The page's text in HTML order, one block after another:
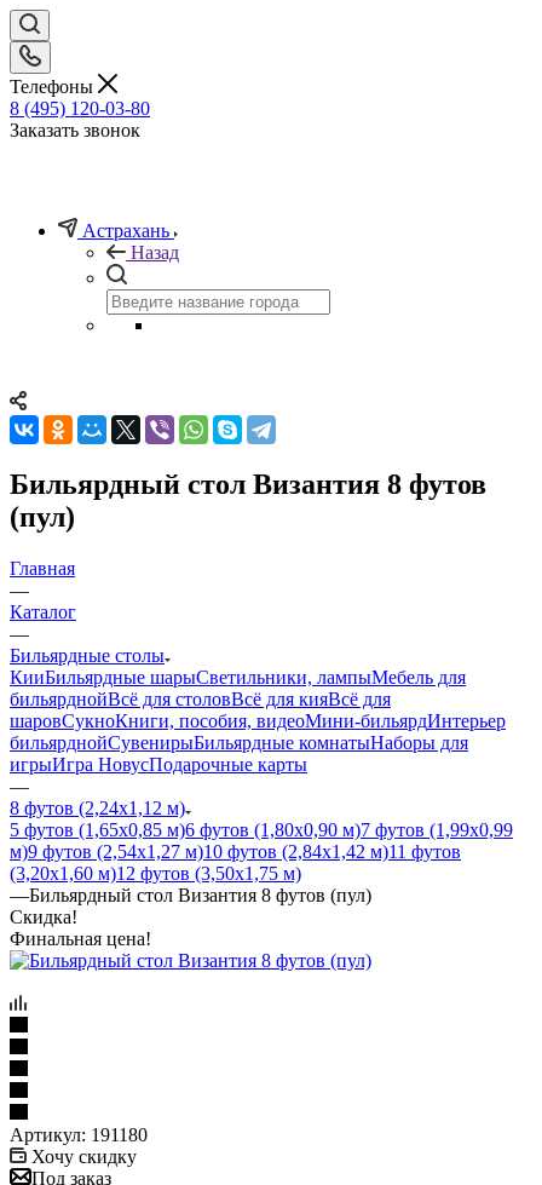
Телефоны
8 (495) 120-03-80
Заказать звонок
Астрахань
Назад
Бильярдный стол Византия 8 футов
(пул)
Главная
—
Каталог
—
Бильярдные столы
КииБильярдные шарыСветильники, лампыМебель для
бильярднойВсё для столовВсё для кияВсё для
шаровСукноКниги, пособия, видеоМини-бильярдИнтерьер
бильярднойСувенирыБильярдные комнатыНаборы для
игрыИгра НовусПодарочные карты
—
8 футов (2,24х1,12 м)
5 футов (1,65х0,85 м)6 футов (1,80х0,90 м)7 футов (1,99х0,99
м)9 футов (2,54х1,27 м)10 футов (2,84х1,42 м)11 футов
(3,20х1,60 м)12 футов (3,50х1,75 м)
—Бильярдный стол Византия 8 футов (пул)
Скидка!
Финальная цена!
Артикул: 191180
Хочу скидку
Под заказ